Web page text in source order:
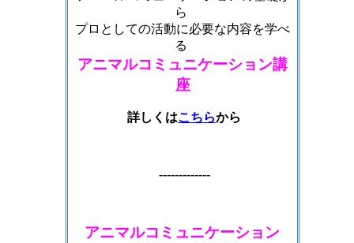
ら
プロとしての活動に必要な内容を学べ
る
アニマルコミュニケーション講
座
詳しくはこちらから
-------------
アニマルコミュニケーション